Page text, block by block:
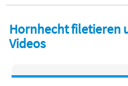
Hornhecht filetieren
Videos